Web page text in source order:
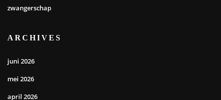
zwangerschap
ARCHIVES
juni 2026
mei 2026
april 2026